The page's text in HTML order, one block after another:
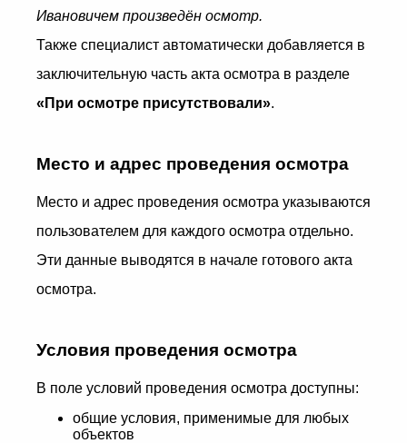
Ивановичем произведён осмотр.
Также специалист автоматически добавляется в
заключительную часть акта осмотра в разделе
«При осмотре присутствовали».
Место и адрес проведения осмотра
Место и адрес проведения осмотра указываются
пользователем для каждого осмотра отдельно.
Эти данные выводятся в начале готового акта
осмотра.
Условия проведения осмотра
В поле условий проведения осмотра доступны:
общие условия, применимые для любых
объектов